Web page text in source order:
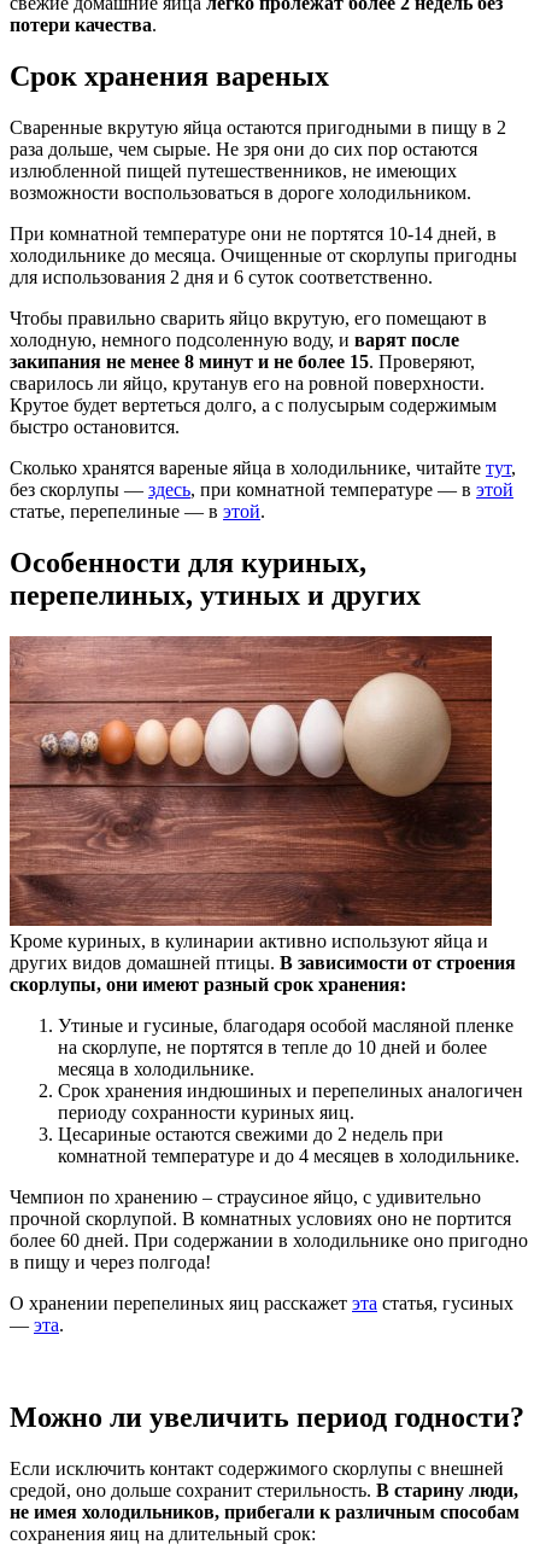
потери качества.
Срок хранения вареных
Сваренные вкрутую яйца остаются пригодными в пищу в 2
раза дольше, чем сырые. Не зря они до сих пор остаются
излюбленной пищей путешественников, не имеющих
возможности воспользоваться в дороге холодильником.
При комнатной температуре они не портятся 10-14 дней, в
холодильнике до месяца. Очищенные от скорлупы пригодны
для использования 2 дня и 6 суток соответственно.
Чтобы правильно сварить яйцо вкрутую, его помещают в
холодную, немного подсоленную воду, и варят после
закипания не менее 8 минут и не более 15. Проверяют,
сварилось ли яйцо, крутанув его на ровной поверхности.
Крутое будет вертеться долго, а с полусырым содержимым
быстро остановится.
Сколько хранятся вареные яйца в холодильнике, читайте тут,
без скорлупы — здесь, при комнатной температуре — в этой
статье, перепелиные — в этой.
Особенности для куриных,
перепелиных, утиных и других
Кроме куриных, в кулинарии активно используют яйца и
других видов домашней птицы. В зависимости от строения
скорлупы, они имеют разный срок хранения:
Утиные и гусиные, благодаря особой масляной пленке
на скорлупе, не портятся в тепле до 10 дней и более
месяца в холодильнике.
Срок хранения индюшиных и перепелиных аналогичен
периоду сохранности куриных яиц.
Цесариные остаются свежими до 2 недель при
комнатной температуре и до 4 месяцев в холодильнике.
Чемпион по хранению – страусиное яйцо, с удивительно
прочной скорлупой. В комнатных условиях оно не портится
более 60 дней. При содержании в холодильнике оно пригодно
в пищу и через полгода!
О хранении перепелиных яиц расскажет эта статья, гусиных
— эта.
Можно ли увеличить период годности?
Если исключить контакт содержимого скорлупы с внешней
средой, оно дольше сохранит стерильность. В старину люди,
не имея холодильников, прибегали к различным способам
сохранения яиц на длительный срок: